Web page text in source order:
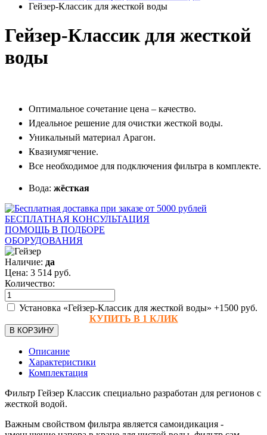
Гейзер-Классик для жесткой воды
Гейзер-Классик для жесткой
воды
Оптимальное сочетание цена – качество.
Идеальное решение для очистки жесткой воды.
Уникальный материал Арагон.
Квазиумягчение.
Все необходимое для подключения фильтра в комплекте.
Вода: жёсткая
БЕСПЛАТНАЯ КОНСУЛЬТАЦИЯ
ПОМОЩЬ В ПОДБОРЕ
ОБОРУДОВАНИЯ
Наличие: да
Цена: 3 514 руб.
Количество:
Установка «Гейзер-Классик для жесткой воды» +1500 руб.
КУПИТЬ В 1 КЛИК
В КОРЗИНУ
Описание
Характеристики
Комплектация
Фильтр Гейзер Классик специально разработан для регионов с
жесткой водой.
Важным свойством фильтра является самоидикация -